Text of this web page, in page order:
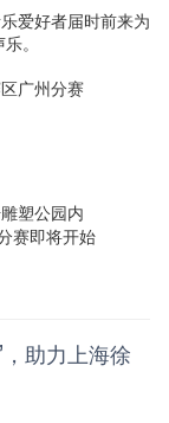
爱好者届时前来为
。
广州分赛
塑公园内
助力上海徐